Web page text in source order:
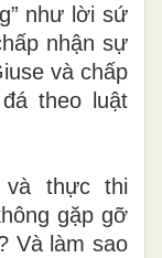
như lời sứ
nhận sự
và chấp
theo luật
và thực thi
gặp gỡ
Và làm sao